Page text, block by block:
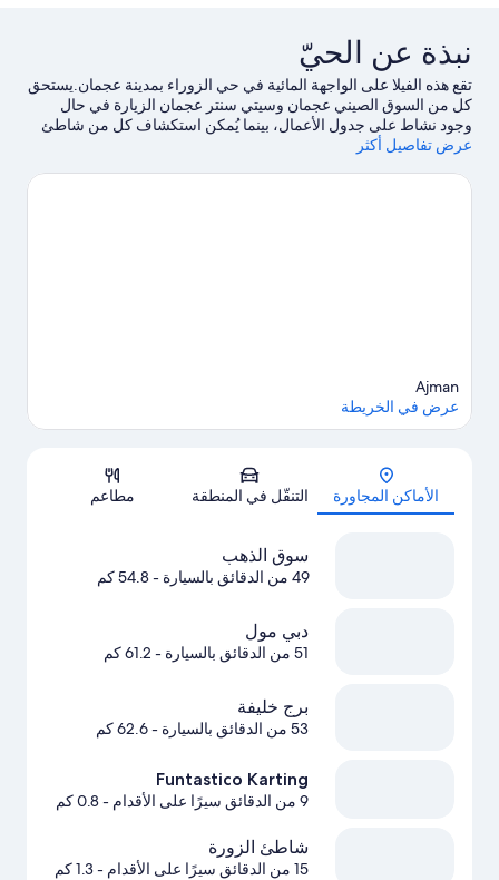
نبذة عن الحيّ
تقع هذه الفيلا ‏على الواجهة المائية في حي الزوراء بمدينة عجمان.يستحق
كل من السوق الصيني عجمان وسيتي سنتر عجمان الزيارة في حال
وجود نشاط على جدول الأعمال، بينما يُمكن استكشاف كل من شاطئ
الزورة وحديقة الصفا لمن يرغبون في الاستمتاع بالجمال الطبيعي
Centre أيضًا.
عرض تفاصيل أكثر
الخريطة
Ajman
عرض في الخريطة
الأماكن المجاورة التنقّل في المنطقة مطاعم
سوق الذهب
49 من الدقائق بالسيارة - 54.8 كم
دبي مول
51 من الدقائق بالسيارة - 61.2 كم
برج خليفة
53 من الدقائق بالسيارة - 62.6 كم
Funtastico Karting
9 من الدقائق سيرًا على الأقدام - 0.8 كم
شاطئ الزورة
15 من الدقائق سيرًا على الأقدام - 1.3 كم